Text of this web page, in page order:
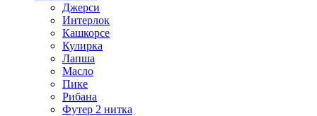
Джерси
Интерлок
Кашкорсе
Кулирка
Лапша
Масло
Пике
Рибана
Футер 2 нитка